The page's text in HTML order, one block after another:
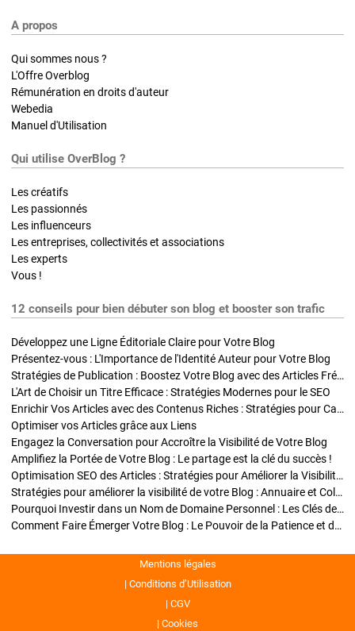
A propos
Qui sommes nous ?
L'Offre Overblog
Rémunération en droits d'auteur
Webedia
Manuel d'Utilisation
Qui utilise OverBlog ?
Les créatifs
Les passionnés
Les influenceurs
Les entreprises, collectivités et associations
Les experts
Vous !
12 conseils pour bien débuter son blog et booster son trafic
Développez une Ligne Éditoriale Claire pour Votre Blog
Présentez-vous : L'Importance de l'Identité Auteur pour Votre Blog
Stratégies de Publication : Boostez Votre Blog avec des Articles Fréquents et Exclusifs
L'Art de Choisir un Titre Efficace : Stratégies Modernes pour le SEO
Enrichir Vos Articles avec des Contenus Riches : Stratégies pour Captiver et Optimiser
Optimiser vos Articles grâce aux Liens
Engagez la Conversation pour Accroître la Visibilité de Votre Blog
Amplifiez la Portée de Votre Blog : Le partage est la clé du succès !
Optimisation SEO des Articles : Stratégies pour Améliorer la Visibilité de Votre Blog
Stratégies pour améliorer la visibilité de votre Blog : Annuaire et Collaborations
Pourquoi Investir dans un Nom de Domaine Personnel : Les Clés de la Réussite de Votre Blog
Comment Faire Émerger Votre Blog : Le Pouvoir de la Patience et de la Persévérance
Mentions légales
Conditions d’Utilisation
CGV
Cookies